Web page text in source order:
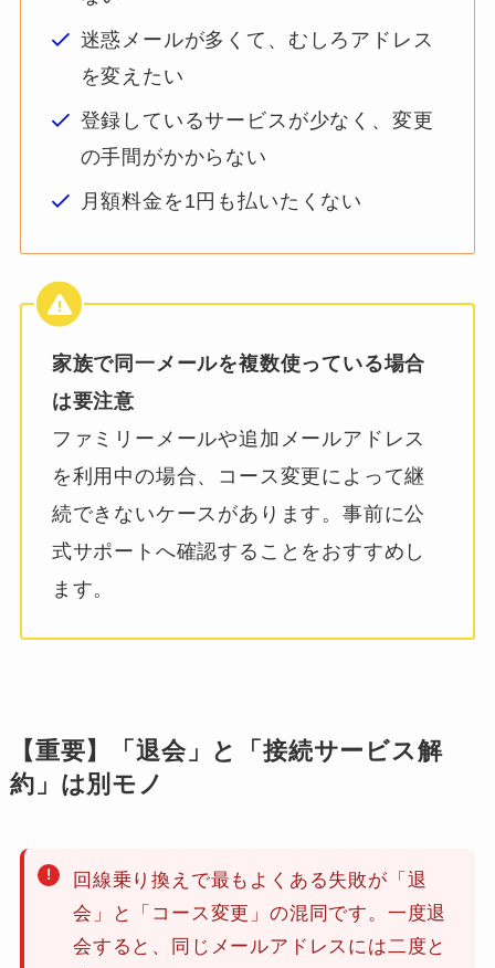
迷惑メールが多くて、むしろアドレス
を変えたい
登録しているサービスが少なく、変更
の手間がかからない
月額料金を1円も払いたくない
家族で同一メールを複数使っている場合
は要注意
ファミリーメールや追加メールアドレス
を利用中の場合、コース変更によって継
続できないケースがあります。事前に公
式サポートへ確認することをおすすめし
ます。
【重要】「退会」と「接続サービス解
約」は別モノ
回線乗り換えで最もよくある失敗が「退
会」と「コース変更」の混同です。一度退
会すると、同じメールアドレスには二度と